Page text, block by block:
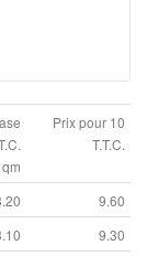
Prix pour 10
T.T.C.
9.60
9.30